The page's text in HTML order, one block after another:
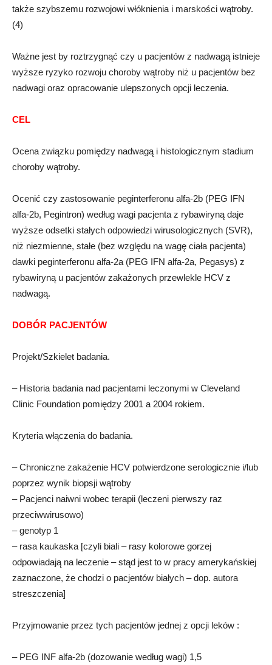
także szybszemu rozwojowi włóknienia i marskości wątroby.
(4)
Ważne jest by roztrzygnąć czy u pacjentów z nadwagą istnieje
wyższe ryzyko rozwoju choroby wątroby niż u pacjentów bez
nadwagi oraz opracowanie ulepszonych opcji leczenia.
CEL
Ocena związku pomiędzy nadwagą i histologicznym stadium
choroby wątroby.
Ocenić czy zastosowanie peginterferonu alfa-2b (PEG IFN
alfa-2b, Pegintron) według wagi pacjenta z rybawiryną daje
wyższe odsetki stałych odpowiedzi wirusologicznych (SVR),
niż niezmienne, stałe (bez względu na wagę ciała pacjenta)
dawki peginterferonu alfa-2a (PEG IFN alfa-2a, Pegasys) z
rybawiryną u pacjentów zakażonych przewlekle HCV z
nadwagą.
DOBÓR PACJENTÓW
Projekt/Szkielet badania.
– Historia badania nad pacjentami leczonymi w Cleveland
Clinic Foundation pomiędzy 2001 a 2004 rokiem.
Kryteria włączenia do badania.
– Chroniczne zakażenie HCV potwierdzone serologicznie i/lub
poprzez wynik biopsji wątroby
– Pacjenci naiwni wobec terapii (leczeni pierwszy raz
przeciwwirusowo)
– genotyp 1
– rasa kaukaska [czyli biali – rasy kolorowe gorzej
odpowiadają na leczenie – stąd jest to w pracy amerykańskiej
zaznaczone, że chodzi o pacjentów białych – dop. autora
streszczenia]
Przyjmowanie przez tych pacjentów jednej z opcji leków :
– PEG INF alfa-2b (dozowanie według wagi) 1,5